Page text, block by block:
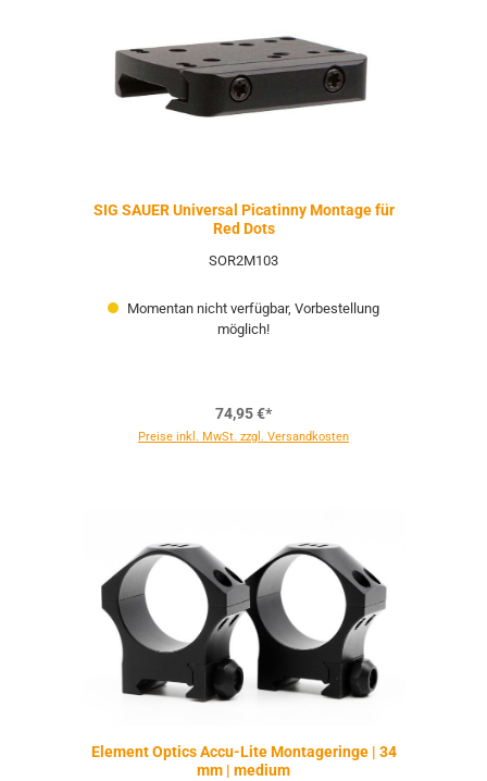
SIG SAUER Universal Picatinny Montage für
Red Dots
SOR2M103
Momentan nicht verfügbar, Vorbestellung
möglich!
74,95 €*
Preise inkl. MwSt. zzgl. Versandkosten
Element Optics Accu-Lite Montageringe | 34
mm | medium